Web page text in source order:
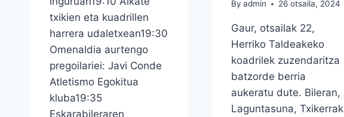
txikien eta kuadrillen
harrera udaletxean19:30
Omenaldia aurtengo
pregoilariei: Javi Conde
Atletismo Egokitua
kluba19:35
Eskarabileraren
By admin 26 otsaila, 2024
Gaur, otsailak 22,
Herriko Taldeakeko
koadrilek zuzendaritza
batzorde berria
aukeratu dute. Bileran,
Laguntasuna, Txikerrak